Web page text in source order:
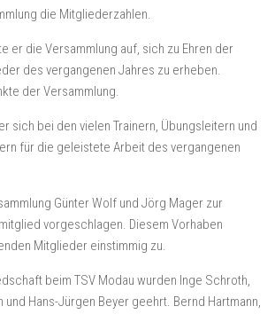
die Mitgliederzahlen.
er die Versammlung auf, sich zu Ehren der
des vergangenen Jahres zu erheben.
der Versammlung.
sich bei den vielen Trainern, Übungsleitern und
für die geleistete Arbeit des vergangenen
Günter Wolf und Jörg Mager zur
vorgeschlagen. Diesem Vorhaben
Mitglieder einstimmig zu.
beim TSV Modau wurden Inge Schroth,
Hans-Jürgen Beyer geehrt. Bernd Hartmann,